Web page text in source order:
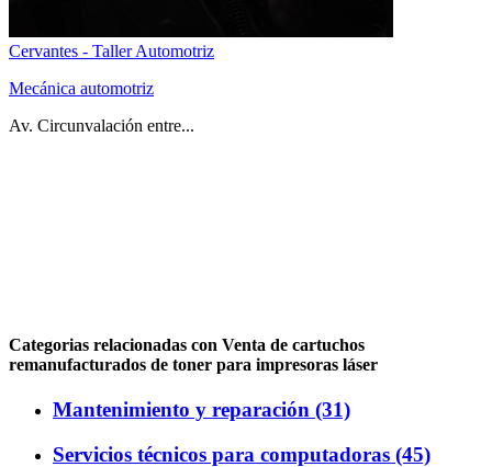
Cervantes - Taller Automotriz
Mecánica automotriz
Av. Circunvalación entre...
Categorias relacionadas con Venta de cartuchos
remanufacturados de toner para impresoras láser
Mantenimiento y reparación (31)
Servicios técnicos para computadoras (45)